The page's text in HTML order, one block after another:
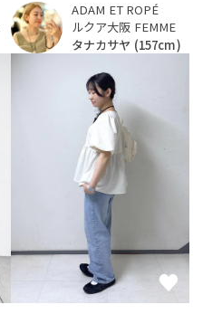
ADAM ET ROPÉ
ルクア大阪 FEMME
タナカサヤ (157cm)